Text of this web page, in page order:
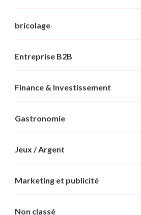
bricolage
Entreprise B2B
Finance & Investissement
Gastronomie
Jeux / Argent
Marketing et publicité
Non classé